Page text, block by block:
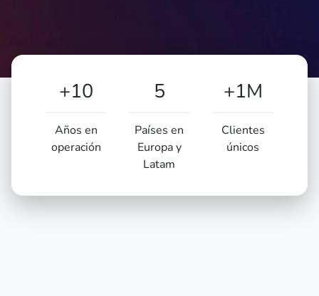
+10
Años en
operación
5
Países en
Europa y
Latam
+1M
Clientes
únicos